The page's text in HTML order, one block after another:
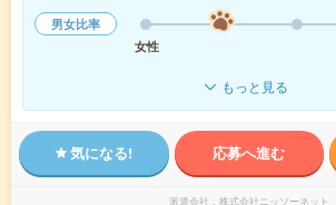
男女比率
女性
もっと見る
気になる! 応募へ進む
派遣会社 株式会社ニッソーネット